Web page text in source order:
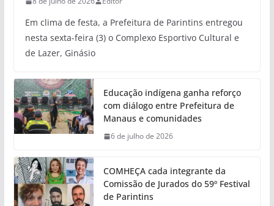
Em clima de festa, a Prefeitura de Parintins entregou
nesta sexta-feira (3) o Complexo Esportivo Cultural e
de Lazer, Ginásio
Educação indígena ganha reforço
com diálogo entre Prefeitura de
Manaus e comunidades
6 de julho de 2026
COMHEÇA cada integrante da
Comissão de Jurados do 59º Festival
de Parintins